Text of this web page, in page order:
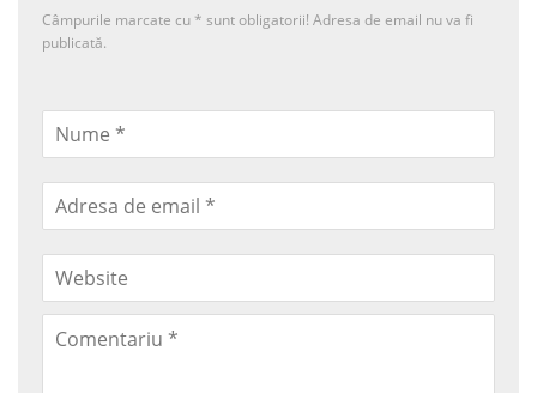
Câmpurile marcate cu * sunt obligatorii! Adresa de email nu va fi
publicată.